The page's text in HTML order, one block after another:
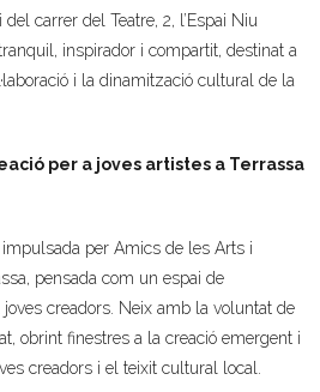
carrer del Teatre, 2, l’Espai Niu
inspirador i compartit, destinat a
i la dinamització cultural de la
per a joves artistes a Terrassa
impulsada per Amics de les Arts i
pensada com un espai de
creadors. Neix amb la voluntat de
obrint finestres a la creació emergent i
creadors i el teixit cultural local.